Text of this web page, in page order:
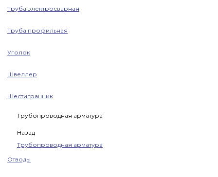
Труба электросварная
Труба профильная
Уголок
Швеллер
Шестигранник
Трубопроводная арматура
Назад
Трубопроводная арматура
Отводы